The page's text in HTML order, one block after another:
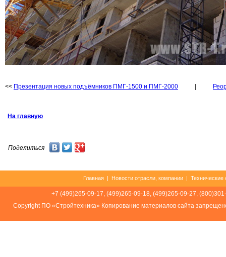
<< Презентация новых подъёмников ПМГ-1500 и ПМГ-2000
На главную
Поделиться
Главная | Новости отрасли, компании | Технические
+7 (499)265-09-17, (499)265-09-18, (499)265-09-27,
Соpуright ПО «Стройтехника» Копирование материалов сайта